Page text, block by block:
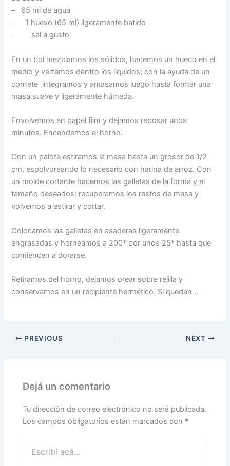
– 65 ml de agua
– 1 huevo (65 ml) ligeramente batido
– sal a gusto
En un bol mezclamos los sólidos, hacemos un hueco en el
medio y vertemos dentro los líquidos; con la ayuda de un
cornete integramos y amasamos luego hasta formar una
masa suave y ligeramente húmeda.
Envolvemos en papel film y dejamos reposar unos
minutos. Encendemos el horno.
Con un palote estiramos la masa hasta un grosor de 1/2
cm, espolvoreando lo necesario con harina de arroz. Con
un molde cortante hacemos las galletas de la forma y el
tamaño deseados; recuperamos los restos de masa y
volvemos a estirar y cortar.
Colocamos las galletas en asaderas ligeramente
engrasadas y horneamos a 200* por unos 25* hasta que
comiencen a dorarse.
Retiramos del horno, dejamos orear sobre rejilla y
conservamos en un recipiente hermético. Si quedan…
PREVIOUS NEXT
Dejá un comentario
Tu dirección de correo electrónico no será publicada.
Los campos obligatorios están marcados con *
acá...